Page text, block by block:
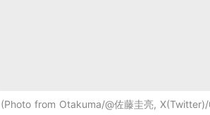
Photo from Otakuma/@佐藤圭亮, X(Twitter)/